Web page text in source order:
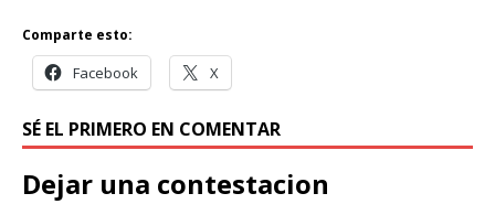
Comparte esto:
Facebook X
SÉ EL PRIMERO EN COMENTAR
Dejar una contestacion